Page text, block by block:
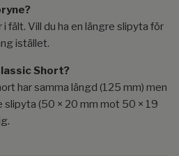
fält. Vill du ha en längre slipyta för
istället.
Short?
har samma längd (125 mm) men
slipyta (50 × 20 mm mot 50 × 19